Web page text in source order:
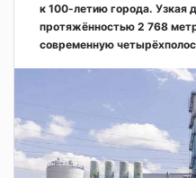
к 100-летию города. Узкая
протяжённостью 2 768
современную